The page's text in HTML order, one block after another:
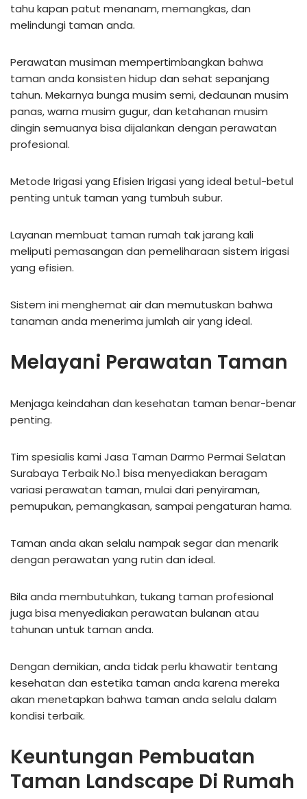
tahu kapan patut menanam, memangkas, dan
melindungi taman anda.
Perawatan musiman mempertimbangkan bahwa
taman anda konsisten hidup dan sehat sepanjang
tahun. Mekarnya bunga musim semi, dedaunan musim
panas, warna musim gugur, dan ketahanan musim
dingin semuanya bisa dijalankan dengan perawatan
profesional.
Metode Irigasi yang Efisien Irigasi yang ideal betul-betul
penting untuk taman yang tumbuh subur.
Layanan membuat taman rumah tak jarang kali
meliputi pemasangan dan pemeliharaan sistem irigasi
yang efisien.
Sistem ini menghemat air dan memutuskan bahwa
tanaman anda menerima jumlah air yang ideal.
Melayani Perawatan Taman
Menjaga keindahan dan kesehatan taman benar-benar
penting.
Tim spesialis kami Jasa Taman Darmo Permai Selatan
Surabaya Terbaik No.1 bisa menyediakan beragam
variasi perawatan taman, mulai dari penyiraman,
pemupukan, pemangkasan, sampai pengaturan hama.
Taman anda akan selalu nampak segar dan menarik
dengan perawatan yang rutin dan ideal.
Bila anda membutuhkan, tukang taman profesional
juga bisa menyediakan perawatan bulanan atau
tahunan untuk taman anda.
Dengan demikian, anda tidak perlu khawatir tentang
kesehatan dan estetika taman anda karena mereka
akan menetapkan bahwa taman anda selalu dalam
kondisi terbaik.
Keuntungan Pembuatan
Taman Landscape Di Rumah